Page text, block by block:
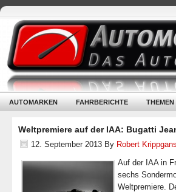
AUTOMARKEN FAHRBERICHTE THEMEN
Weltpremiere auf der IAA: Bugatti
12. September 2013 By Robert Krippgans
Auf der IAA in
sechs
Weltpremiere.